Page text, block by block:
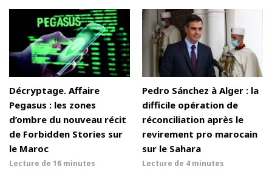
Décryptage. Affaire
Pegasus : les zones
d’ombre du nouveau récit
de Forbidden Stories sur
le Maroc
Lecture de 16 minutes
Pedro Sánchez à Alger : la
difficile opération de
réconciliation après le
revirement pro marocain
sur le Sahara
Lecture de 4 minutes